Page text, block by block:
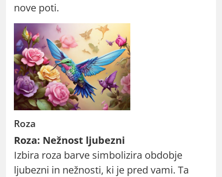
nove poti.
Roza
Roza: Nežnost ljubezni
Izbira roza barve simbolizira obdobje
ljubezni in nežnosti, ki je pred vami. Ta